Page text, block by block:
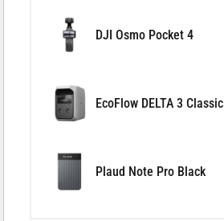
DJI Osmo Pocket 4
EcoFlow DELTA 3 Classic
Plaud Note Pro Black